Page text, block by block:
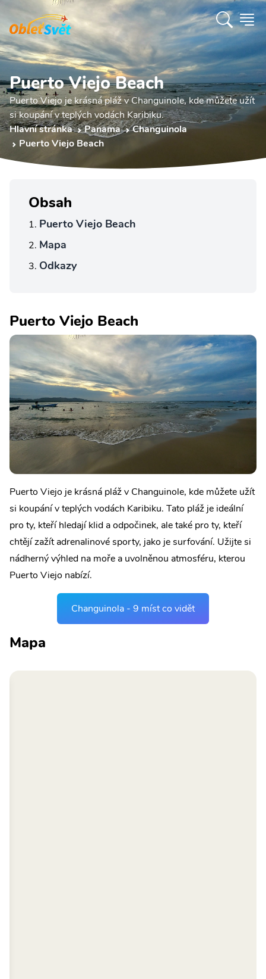
Puerto Viejo Beach
Puerto Viejo je krásná pláž v Changuinole, kde můžete užít
si koupání v teplých vodách Karibiku.
Hlavní stránka
Panama
Changuinola
Puerto Viejo Beach
Obsah
Puerto Viejo Beach
Mapa
Odkazy
Puerto Viejo Beach
Puerto Viejo je krásná pláž v Changuinole, kde můžete užít
si koupání v teplých vodách Karibiku. Tato pláž je ideální
pro ty, kteří hledají klid a odpočinek, ale také pro ty, kteří
chtějí zažít adrenalinové sporty, jako je surfování. Užijte si
nádherný výhled na moře a uvolněnou atmosféru, kterou
Puerto Viejo nabízí.
Changuinola - 9 míst co vidět
Mapa